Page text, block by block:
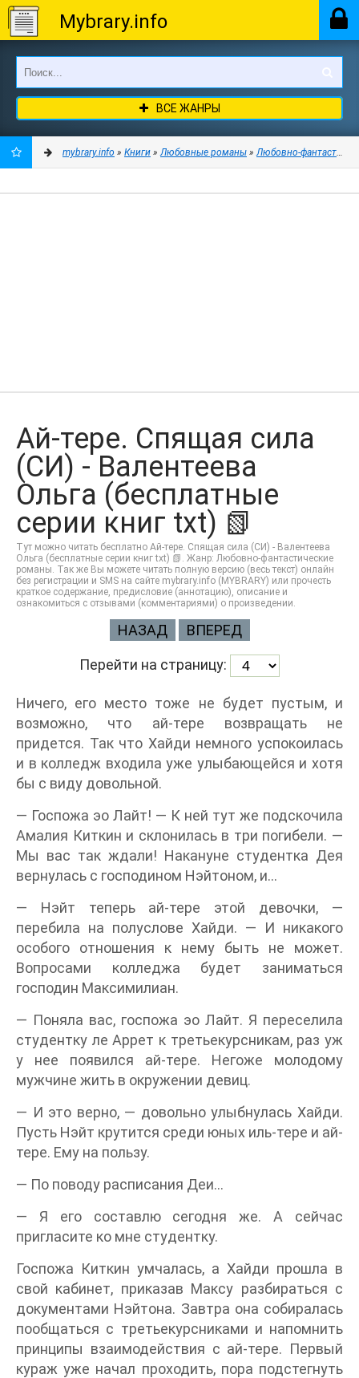
Mybrary.info
ВСЕ ЖАНРЫ
mybrary.info » Книги »Любовные романы »Любовно-
Ай-тере. Спящая сила
(СИ) - Валентеева
Ольга (бесплатные
серии книг txt) 📗
Тут можно читать бесплатно Ай-тере. Спящая сила (СИ) - Валентеева
Ольга (бесплатные серии книг txt) 📗. Жанр: Любовно-фантастические
романы. Так же Вы можете читать полную версию (весь текст) онлайн
без регистрации и SMS на сайте mybrary.info (MYBRARY) или прочесть
краткое содержание, предисловие (аннотацию), описание и
ознакомиться с отзывами (комментариями) о произведении.
НАЗАД ВПЕРЕД
Перейти на страницу:
Ничего, его место тоже не будет пустым, и
возможно, что ай-тере возвращать не
придется. Так что Хайди немного успокоилась
и в колледж входила уже улыбающейся и хотя
бы с виду довольной.
— Госпожа эо Лайт! — К ней тут же подскочила
Амалия Киткин и склонилась в три погибели. —
Мы вас так ждали! Накануне студентка Дея
вернулась с господином Нэйтоном, и…
— Нэйт теперь ай-тере этой девочки, —
перебила на полуслове Хайди. — И никакого
особого отношения к нему быть не может.
Вопросами колледжа будет заниматься
господин Максимилиан.
— Поняла вас, госпожа эо Лайт. Я переселила
студентку ле Аррет к третьекурсникам, раз уж
у нее появился ай-тере. Негоже молодому
мужчине жить в окружении девиц.
— И это верно, — довольно улыбнулась Хайди.
Пусть Нэйт крутится среди юных иль-тере и ай-
тере. Ему на пользу.
— По поводу расписания Деи…
— Я его составлю сегодня же. А сейчас
пригласите ко мне студентку.
Госпожа Киткин умчалась, а Хайди прошла в
свой кабинет, приказав Максу разбираться с
документами Нэйтона. Завтра она собиралась
пообщаться с третьекурсниками и напомнить
принципы взаимодействия с ай-тере. Первый
кураж уже начал проходить, пора подстегнуть